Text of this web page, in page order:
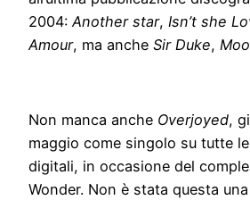
2004: Another star, Isn’t she
Amour, ma anche Sir Duke,
Non manca anche Overjoyed,
maggio come singolo su tutte
digitali, in occasione del
Wonder. Non è stata questa